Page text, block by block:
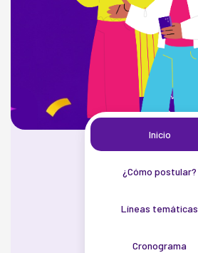
Inicio
¿Cómo postular?
Líneas temáticas
Cronograma